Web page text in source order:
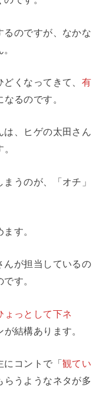
るのですが、なかな
くなってきて、 有
るのです。
は、ヒゲの太田さん
うのが、「オチ」
す。
んが担当しているの
す。
ょっとして下ネ
結構あります。
にコントで「観てい
らうようなネタが多